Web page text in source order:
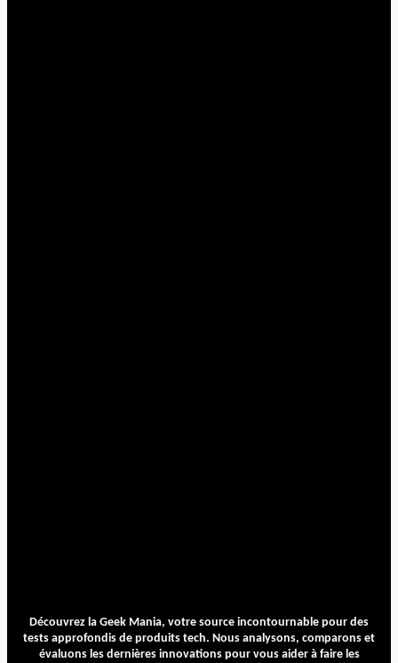
Découvrez la Geek Mania, votre source incontournable pour des
tests approfondis de produits tech. Nous analysons, comparons et
évaluons les dernières innovations pour vous aider à faire les